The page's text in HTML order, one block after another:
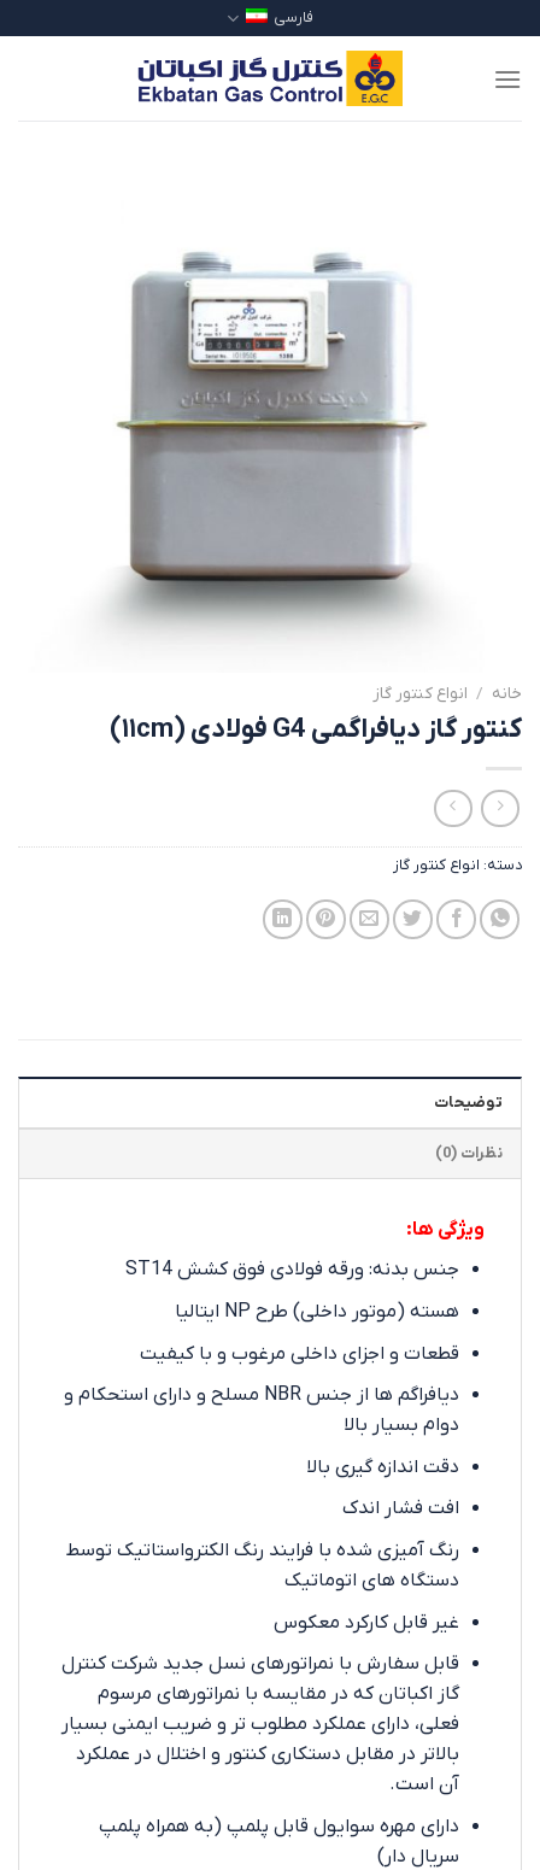
to
content
فارسی
خانه / انواع کنتور گاز
کنتور گاز دیافراگمی G4 فولادی (۱۱cm)
دسته: انواع کنتور گاز
توضیحات
نظرات (0)
ویژگی ها:
جنس بدنه: ورقه فولادی فوق کشش ST14
هسته (موتور داخلی) طرح NP ایتالیا
قطعات و اجزای داخلی مرغوب و با کیفیت
دیافراگم ها از جنس NBR مسلح و دارای استحکام و
دوام بسیار بالا
دقت اندازه گیری بالا
افت فشار اندک
رنگ آمیزی شده با فرایند رنگ الکترواستاتیک توسط
دستگاه های اتوماتیک
غیر قابل کارکرد معکوس
قابل سفارش با نمراتورهای نسل جدید شرکت کنترل
گاز اکباتان که در مقایسه با نمراتورهای مرسوم
فعلی، دارای عملکرد مطلوب تر و ضریب ایمنی بسیار
بالاتر در مقابل دستکاری کنتور و اختلال در عملکرد
آن است.
دارای مهره سوایول قابل پلمپ (به همراه پلمپ
سریال دار)